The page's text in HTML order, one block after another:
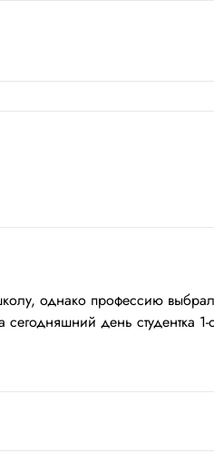
однако профессию
день студентка